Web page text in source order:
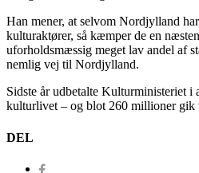
Han mener, at selvom Nordjylland
kulturaktører, så kæmper de en
uforholdsmæssig meget lav andel af
nemlig vej til Nordjylland.
Sidste år udbetalte Kulturministeriet
kulturlivet – og blot 260 millioner
DEL